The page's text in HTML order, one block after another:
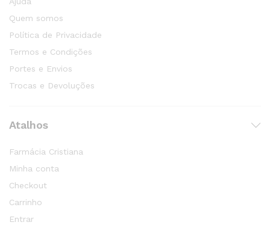
Quem somos
Política de Privacidade
Termos e Condições
Portes e Envios
Trocas e Devoluções
Atalhos
Farmácia Cristiana
Minha conta
Checkout
Carrinho
Entrar